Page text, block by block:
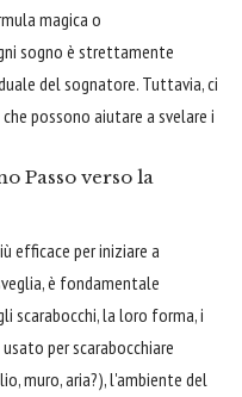
magica o
sogno è strettamente
del sognatore. Tuttavia, ci
possono aiutare a svelare i
Passo verso la
efficace per iniziare a
è fondamentale
scarabocchi, la loro forma, i
per scarabocchiare
muro, aria?), l'ambiente del